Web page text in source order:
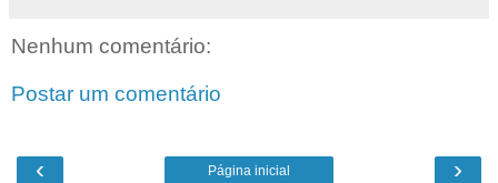
Nenhum comentário:
Postar um comentário
‹ ›
Página inicial